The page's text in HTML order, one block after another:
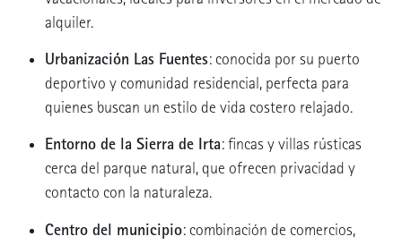
alquiler.
Urbanización Las Fuentes: conocida por su puerto
deportivo y comunidad residencial, perfecta para
quienes buscan un estilo de vida costero relajado.
Entorno de la Sierra de Irta: fincas y villas rústicas
cerca del parque natural, que ofrecen privacidad y
contacto con la naturaleza.
Centro del municipio: combinación de comercios,